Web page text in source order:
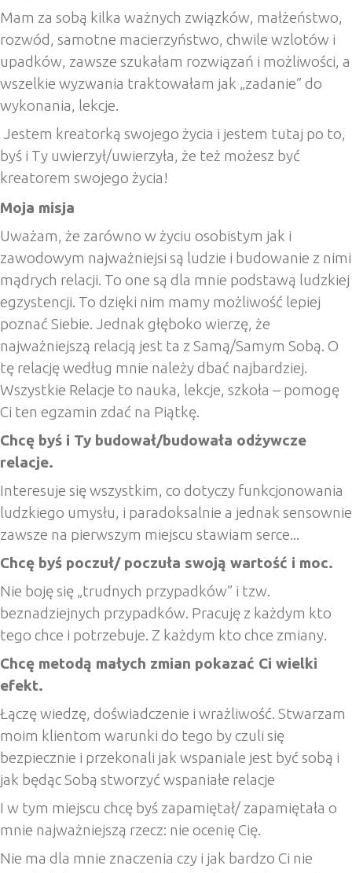
Mam za sobą kilka ważnych związków, małżeństwo,
rozwód, samotne macierzyństwo, chwile wzlotów i
upadków, zawsze szukałam rozwiązań i możliwości, a
wszelkie wyzwania traktowałam jak „zadanie” do
wykonania, lekcje.
Jestem kreatorką swojego życia i jestem tutaj po to,
byś i Ty uwierzył/uwierzyła, że też możesz być
kreatorem swojego życia!
Moja misja
Uważam, że zarówno w życiu osobistym jak i
zawodowym najważniejsi są ludzie i budowanie z nimi
mądrych relacji. To one są dla mnie podstawą ludzkiej
egzystencji. To dzięki nim mamy możliwość lepiej
poznać Siebie. Jednak głęboko wierzę, że
najważniejszą relacją jest ta z Samą/Samym Sobą. O
tę relację według mnie należy dbać najbardziej.
Wszystkie Relacje to nauka, lekcje, szkoła – pomogę
Ci ten egzamin zdać na Piątkę.
Chcę byś i Ty budował/budowała odżywcze
relacje.
Interesuje się wszystkim, co dotyczy funkcjonowania
ludzkiego umysłu, i paradoksalnie a jednak sensownie
zawsze na pierwszym miejscu stawiam serce...
Chcę byś poczuł/ poczuła swoją wartość i moc.
Nie boję się „trudnych przypadków” i tzw.
beznadziejnych przypadków. Pracuję z każdym kto
tego chce i potrzebuje. Z każdym kto chce zmiany.
Chcę metodą małych zmian pokazać Ci wielki
efekt.
Łączę wiedzę, doświadczenie i wrażliwość. Stwarzam
moim klientom warunki do tego by czuli się
bezpiecznie i przekonali jak wspaniale jest być sobą i
jak będąc Sobą stworzyć wspaniałe relacje
I w tym miejscu chcę byś zapamiętał/ zapamiętała o
mnie najważniejszą rzecz: nie ocenię Cię.
Nie ma dla mnie znaczenia czy i jak bardzo Ci nie